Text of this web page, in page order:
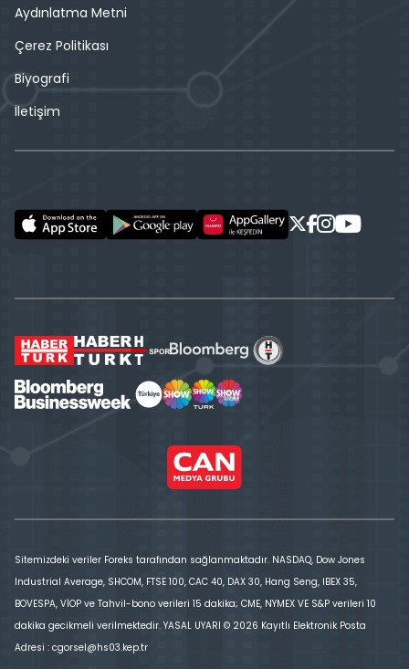
Aydınlatma Metni
Çerez Politikası
Biyografi
İletişim
Sitemizdeki veriler Foreks tarafından sağlanmaktadır. NASDAQ, Dow Jones
Industrial Average, SHCOM, FTSE 100, CAC 40, DAX 30, Hang Seng, IBEX 35,
BOVESPA, VİOP ve Tahvil-bono verileri 15 dakika; CME, NYMEX VE S&P verileri 10
dakika gecikmeli verilmektedir. YASAL UYARI © 2026 Kayıtlı Elektronik Posta
Adresi : cgorsel@hs03.kep.tr